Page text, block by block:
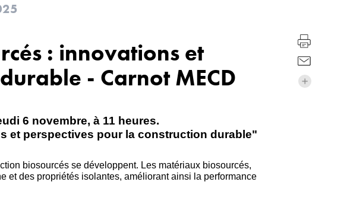
: innovations et
- Carnot MECD
6 novembre, à 11 heures.
et perspectives pour la construction durable"
biosourcés se développent. Les matériaux biosourcés,
et des propriétés isolantes, améliorant ainsi la performance